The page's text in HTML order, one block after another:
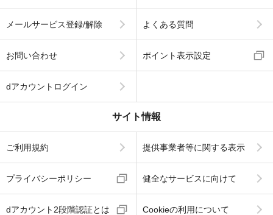
メールサービス登録/解除 よくある質問
お問い合わせ ポイント表示設定
dアカウントログイン
サイト情報
ご利用規約 提供事業者等に関する表示
プライバシーポリシー 健全なサービスに向けて
dアカウント2段階認証とは Cookieの利用について